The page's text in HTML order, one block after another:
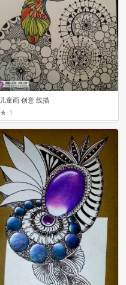
儿童画 创意 线描
1